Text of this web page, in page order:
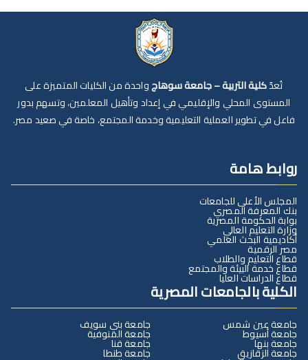
تُعدّكلية التربية – جامعة سوهاجواحدة من الكليات المتميزة على
المستوى المحلي والإقليمي في إعداد وتأهيل المعلمين، وتسهم بدور
فاعل في تطوير العملية التعليمية وخدمة المجتمع، خاصة في صعيد مصر.
روابط هامة
المجلس الأعلى للجامعات
بنك المعرفة المصري
بوابة الحكومة المصرية
وزارة التعليم العالي
أكاديمية البحث العلمي
مصر الرقمية
قطاع التعليم والطلاب
قطاع خدمة البيئة والمجتمع
قطاع الدراسات العليا
الكلية بالجامعات المصرية
جامعة عين شمس
جامعة أسيوط
جامعة بنها
جامعة الزقازيق
جامعة بني سويف
جامعة المنوفية
جامعة قنا
جامعة طنطا